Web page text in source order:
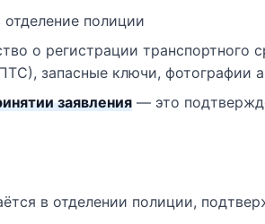
полиции
о регистрации транспортного
запасные ключи, фотографии
заявления— это
в отделении полиции,